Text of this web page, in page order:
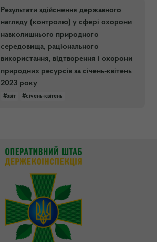
Результати здійснення державного
нагляду (контролю) у сфері охорони
навколишнього природного
середовища, раціонального
використання, відтворення і охорони
природних ресурсів за січень-квітень
2023 року
#звіт #січень-квітень